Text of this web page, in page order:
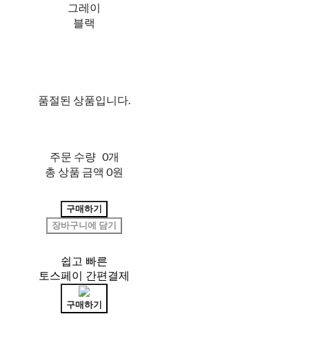
그레이
블랙
품절된 상품입니다.
주문 수량 0개
총 상품 금액 0원
구매하기
장바구니에 담기
쉽고 빠른
토스페이 간편결제
구매하기